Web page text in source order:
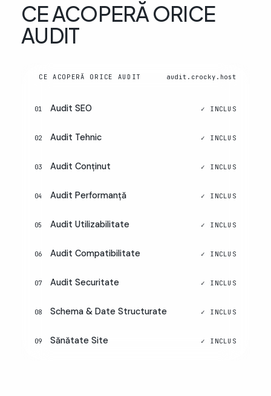
CE ACOPERĂ ORICE
AUDIT
CE ACOPERĂ ORICE AUDIT audit.crocky.host
01 Audit SEO
02 Audit Tehnic
03 Audit Conținut
04 Audit Performanță
05 Audit Utilizabilitate
06 Audit Compatibilitate
07 Audit Securitate
08 Schema & Date Structurate
09 Sănătate Site